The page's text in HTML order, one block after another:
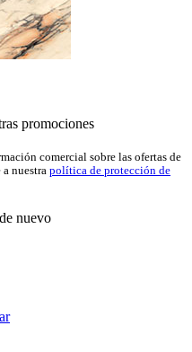
promociones
comercial sobre las ofertas de
nuestra política de protección de
nuevo